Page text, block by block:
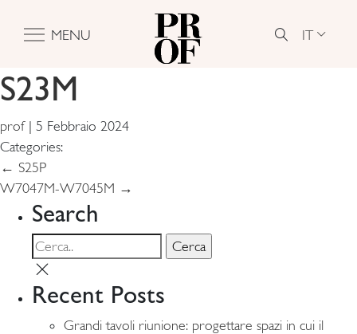
MENU IT
S23M
prof | 5 Febbraio 2024
Categories:
Navigazione
articoli
← S25P
W7047M-W7045M →
Search
Recent Posts
Grandi tavoli riunione: progettare spazi in cui il